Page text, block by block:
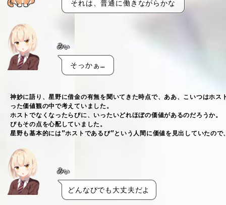
それは、普通に働きながらかな
みぃ
そっかぁ…
神妙に語り、星野に借金の有無を聞いてきた時点で、ああ、こいつはホ
った価値観の中で考えていました。
ホストでなくなったらぴに、いったいどれほぼの価値があるのだろうか。
ぴもその点を心配していました。
星野も基本的には”ホストであるぴ”という人間に価値を見出していたので
みぃ
どんなぴでも大丈夫だよ